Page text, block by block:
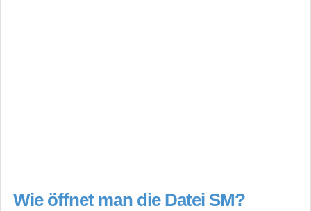
Wie öffnet man die Datei SM?